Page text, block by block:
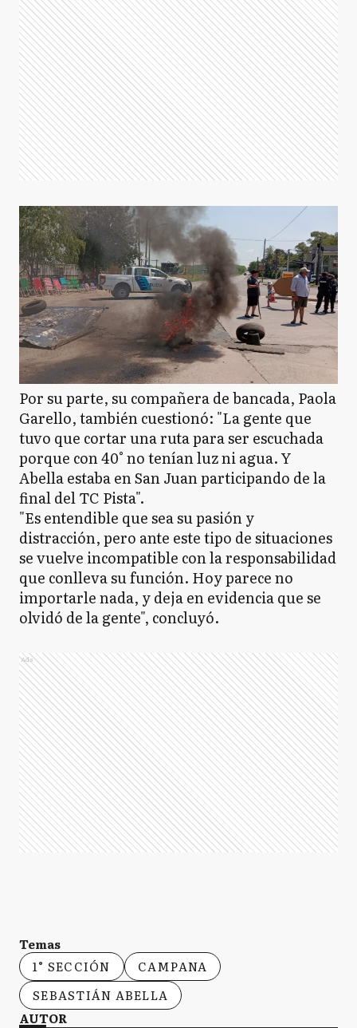
Por su parte, su compañera de bancada, Paola
Garello, también cuestionó: "La gente que
tuvo que cortar una ruta para ser escuchada
porque con 40° no tenían luz ni agua. Y
Abella estaba en San Juan participando de la
final del TC Pista".
"Es entendible que sea su pasión y
distracción, pero ante este tipo de situaciones
se vuelve incompatible con la responsabilidad
que conlleva su función. Hoy parece no
importarle nada, y deja en evidencia que se
olvidó de la gente", concluyó.
Ads
Temas
1° SECCIÓN
CAMPANA
SEBASTIÁN ABELLA
AUTOR